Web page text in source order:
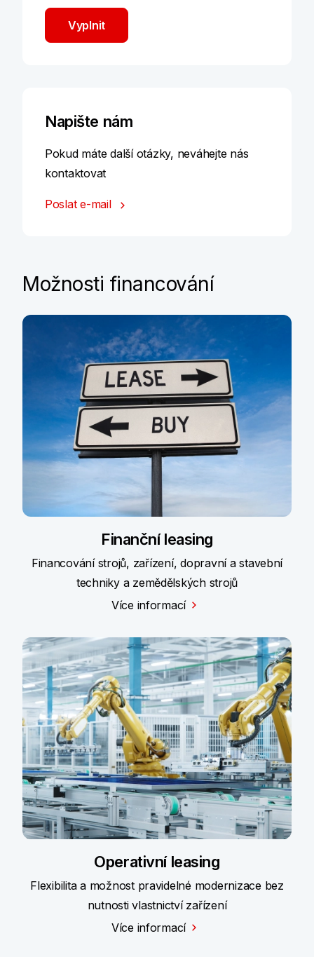
Vyplnit
Napište nám
Pokud máte další otázky, neváhejte nás
kontaktovat
Poslat e-mail
Možnosti financování
Finanční leasing
Financování strojů, zařízení, dopravní a stavební
techniky a zemědělských strojů
Více informací
Operativní leasing
Flexibilita a možnost pravidelné modernizace bez
nutnosti vlastnictví zařízení
Více informací